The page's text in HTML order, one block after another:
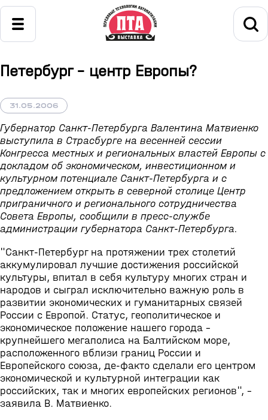
Петербург - центр Европы?
31.05.2006
Губернатор Санкт-Петербурга Валентина Матвиенко
выступила в Страсбурге на весенней сессии
Конгресса местных и региональных властей Европы с
докладом об экономическом, инвестиционном и
культурном потенциале Санкт-Петербурга и с
предложением открыть в северной столице Центр
приграничного и регионального сотрудничества
Совета Европы, сообщили в пресс-службе
администрации губернатора Санкт-Петербурга.
"Cанкт-Петербург на протяжении трех столетий
аккумулировал лучшие достижения российской
культуры, впитал в себя культуру многих стран и
народов и сыграл исключительно важную роль в
развитии экономических и гуманитарных связей
России с Европой. Статус, геополитическое и
экономическое положение нашего города –
крупнейшего мегаполиса на Балтийском море,
расположенного вблизи границ России и
Европейского союза, де-факто сделали его центром
экономической и культурной интеграции как
российских, так и многих европейских регионов", -
заявила В. Матвиенко.